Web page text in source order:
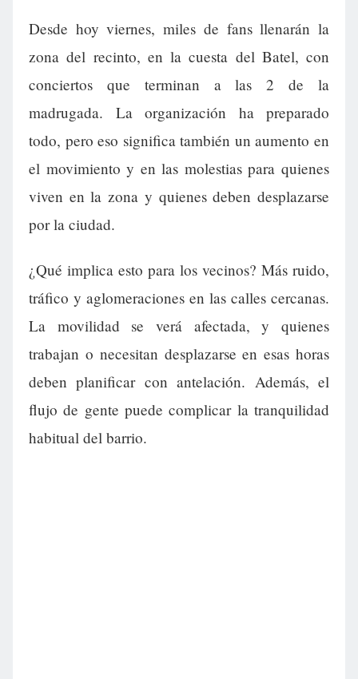
Desde hoy viernes, miles de fans llenarán la
zona del recinto, en la cuesta del Batel, con
conciertos que terminan a las 2 de la
madrugada. La organización ha preparado
todo, pero eso significa también un aumento en
el movimiento y en las molestias para quienes
viven en la zona y quienes deben desplazarse
por la ciudad.
¿Qué implica esto para los vecinos? Más ruido,
tráfico y aglomeraciones en las calles cercanas.
La movilidad se verá afectada, y quienes
trabajan o necesitan desplazarse en esas horas
deben planificar con antelación. Además, el
flujo de gente puede complicar la tranquilidad
habitual del barrio.